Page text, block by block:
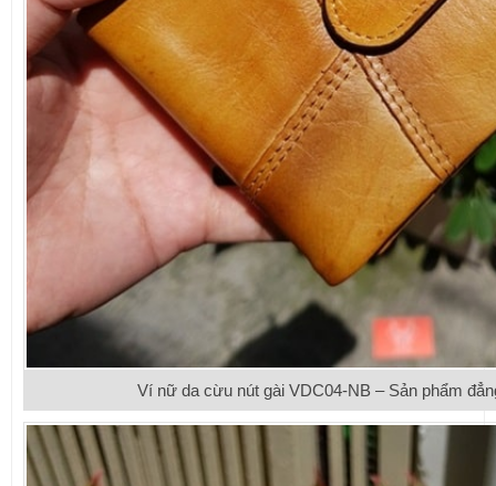
Ví nữ da cừu nút gài VDC04-NB – Sản phẩm